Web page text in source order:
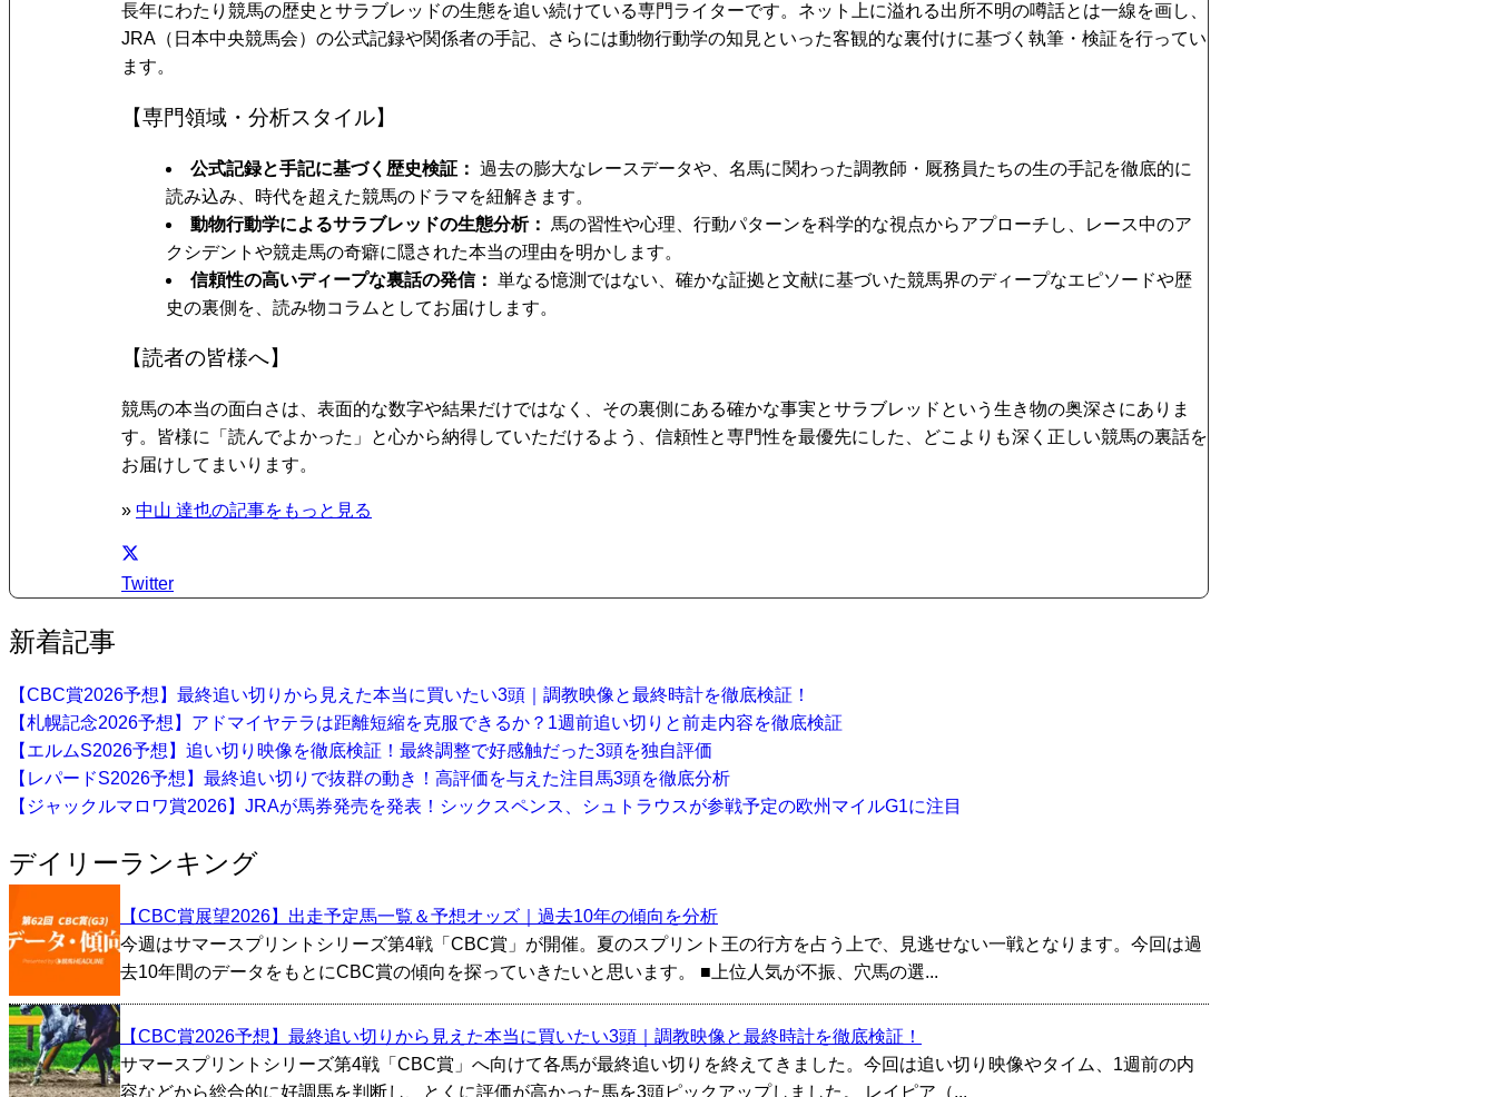
長年にわたり競馬の歴史とサラブレッドの生態を追い続けている専門ライターです。ネット上に溢れる出所不明の噂話とは一線を画し、
JRA（日本中央競馬会）の公式記録や関係者の手記、さらには動物行動学の知見といった客観的な裏付けに基づく執筆・検証を行ってい
ます。
【専門領域・分析スタイル】
公式記録と手記に基づく歴史検証
過去の膨大なレースデータや、名馬に関わった調教師・厩務員たちの生の手記を徹底的に
読み込み、時代を超えた競馬のドラマを紐解きます。
動物行動学によるサラブレッドの生態分析
馬の習性や心理、行動パターンを科学的な視点からアプローチし、レース中のア
クシデントや競走馬の奇癖に隠された本当の理由を明かします。
信頼性の高いディープな裏話の発信
単なる憶測ではない、確かな証拠と文献に基づいた競馬界のディープなエピソードや歴
史の裏側を、読み物コラムとしてお届けします。
【読者の皆様へ】
競馬の本当の面白さは、表面的な数字や結果だけではなく、その裏側にある確かな事実とサラブレッドという生き物の奥深さにありま
す。皆様に「読んでよかった」と心から納得していただけるよう、信頼性と専門性を最優先にした、どこよりも深く正しい競馬の裏話を
お届けしてまいります。
» 中山 達也の記事をもっと見る
Twitter
新着記事
【CBC賞2026予想】最終追い切りから見えた本当に買いたい3頭｜調教映像と最終時計を徹底検証！
【札幌記念2026予想】アドマイヤテラは距離短縮を克服できるか？1週前追い切りと前走内容を徹底検証
【エルムS2026予想】追い切り映像を徹底検証！最終調整で好感触だった3頭を独自評価
【レパードS2026予想】最終追い切りで抜群の動き！高評価を与えた注目馬3頭を徹底分析
【ジャックルマロワ賞2026】JRAが馬券発売を発表！シックスペンス、シュトラウスが参戦予定の欧州マイルG1に注目
デイリーランキング
【CBC賞展望2026】出走予定馬一覧＆予想オッズ｜過去10年の傾向を分析
今週はサマースプリントシリーズ第4戦「CBC賞」が開催。夏のスプリント王の行方を占う上で、見逃せない一戦となります。今回は過
去10年間のデータをもとにCBC賞の傾向を探っていきたいと思います。 ■上位人気が不振、穴馬の選...
【CBC賞2026予想】最終追い切りから見えた本当に買いたい3頭｜調教映像と最終時計を徹底検証！
サマースプリントシリーズ第4戦「CBC賞」へ向けて各馬が最終追い切りを終えてきました。今回は追い切り映像やタイム、1週前の内
容などから総合的に好調馬を判断し、とくに評価が高かった馬を3頭ピックアップしました。 レイピア（...